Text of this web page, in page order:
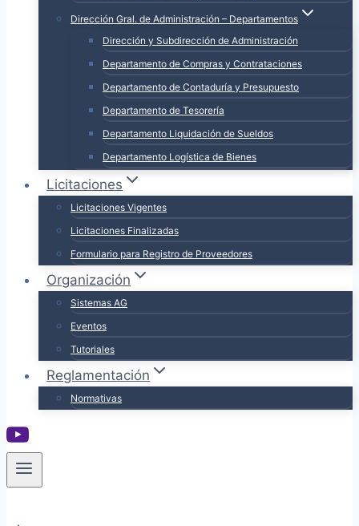
Dirección Gral. de Administración – Departamentos
Dirección y Subdirección de Administración
Departamento de Compras y Contrataciones
Departamento de Contaduría y Presupuesto
Departamento de Tesorería
Departamento Liquidación de Sueldos
Departamento Logística de Bienes
Licitaciones
Licitaciones Vigentes
Licitaciones Finalizadas
Formulario para Registro de Proveedores
Organización
Sistemas AG
Eventos
Tutoriales
Reglamentación
Normativas